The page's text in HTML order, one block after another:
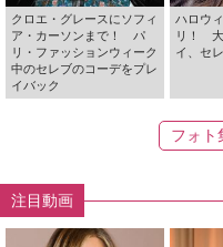
クロエ・グレースにソフィ
ア・カーソンまで！ パ
リ・ファッションウィーク
中のセレブのコーデをプレ
イバック
ハロウ
リ！ 大
イ、セ
フォト
注目動画